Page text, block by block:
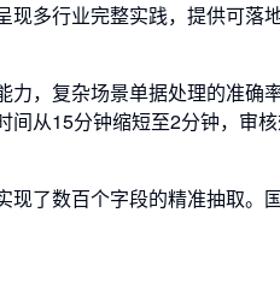
多行业完整实践，提供可落
，复杂场景单据处理的准确
从15分钟缩短至2分钟，审核
了数百个字段的精准抽取。